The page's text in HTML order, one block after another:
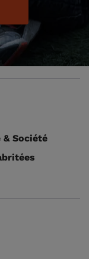
Société